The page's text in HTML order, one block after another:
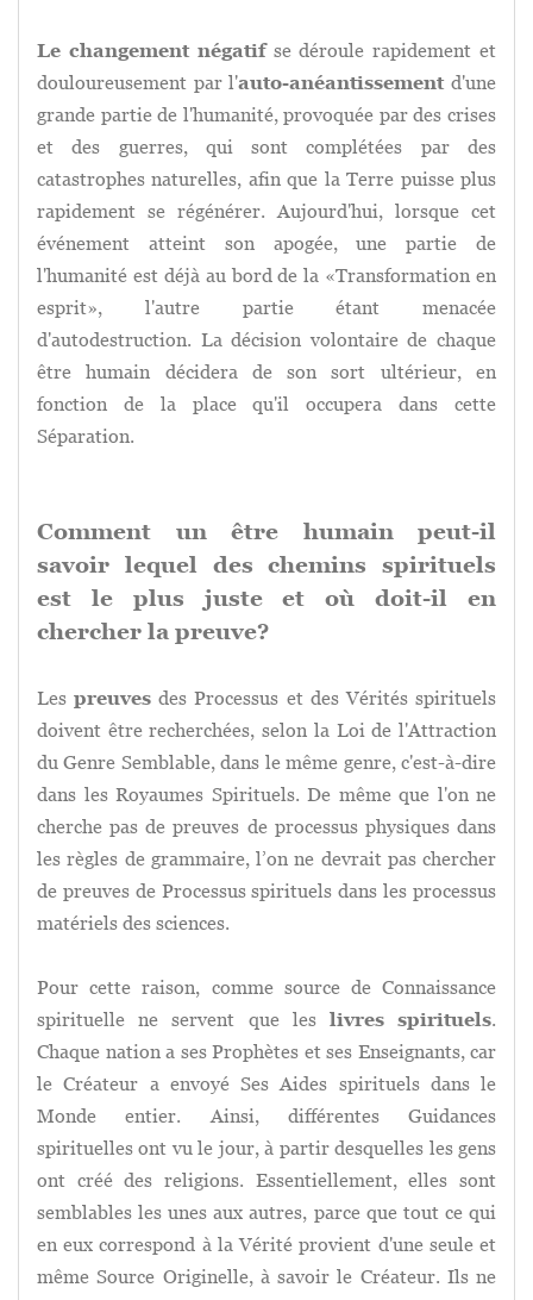
Le changement négatifse déroule rapidement et
douloureusement par l'auto-anéantissementd'une
grande partie de l'humanité, provoquée par des crises
et des guerres, qui sont complétées par des
catastrophes naturelles, afin que la Terre puisse plus
rapidement se régénérer. Aujourd'hui, lorsque cet
événement atteint son apogée, une partie de
l'humanité est déjà au bord de la «Transformation en
esprit», l'autre partie étant menacée
d'autodestruction. La décision volontaire de chaque
être humain décidera de son sort ultérieur, en
fonction de la place qu'il occupera dans cette
Séparation.
Comment un être humain peut-il
savoir lequel des chemins spirituels
est le plus juste et où doit-il en
chercher la preuve?
Lespreuves des Processus et des Vérités spirituels
doivent être recherchées, selon la Loi de l'Attraction
du Genre Semblable, dans le même genre, c'est-à-dire
dans les Royaumes Spirituels. De même que l'on ne
cherche pas de preuves de processus physiques dans
les règles de grammaire, l’on ne devrait pas chercher
de preuves de Processus spirituels dans les processus
matériels des sciences.
Pour cette raison, comme source de Connaissance
spirituelle ne servent que les livres spirituels.
Chaque nation a ses Prophètes et ses Enseignants, car
le Créateur a envoyé Ses Aides spirituels dans le
Monde entier. Ainsi, différentes Guidances
spirituelles ont vu le jour, à partir desquelles les gens
ont créé des religions. Essentiellement, elles sont
semblables les unes aux autres, parce que tout ce qui
en eux correspond à la Vérité provient d'une seule et
même Source Originelle, à savoir le Créateur. Ils ne